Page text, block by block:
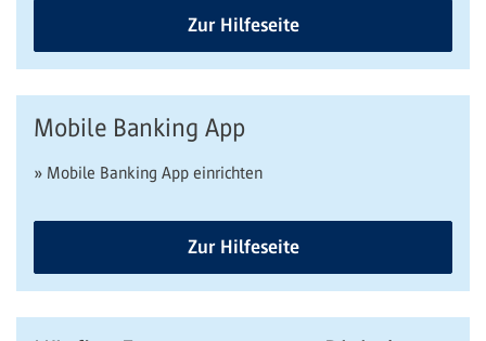
Zur Hilfeseite
Mobile Banking App
» Mobile Banking App einrichten
Zur Hilfeseite